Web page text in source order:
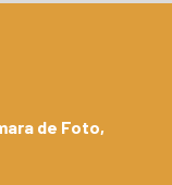
de Foto,